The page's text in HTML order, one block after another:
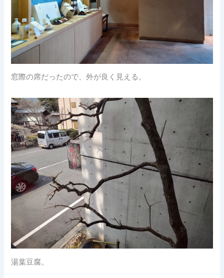
窓際の席だったので、外が良く見える。
湯葉豆腐。